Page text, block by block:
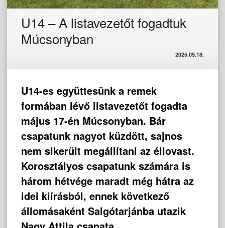
U14 – A listavezetőt fogadtuk
Múcsonyban
2025.05.18.
U14-es együttesünk a remek
formában lévő listavezetőt fogadta
május 17-én Múcsonyban. Bár
csapatunk nagyot küzdött, sajnos
nem sikerült megállítani az éllovast.
Korosztályos csapatunk számára is
három hétvége maradt még hátra az
idei kiírásból, ennek következő
állomásaként Salgótarjánba utazik